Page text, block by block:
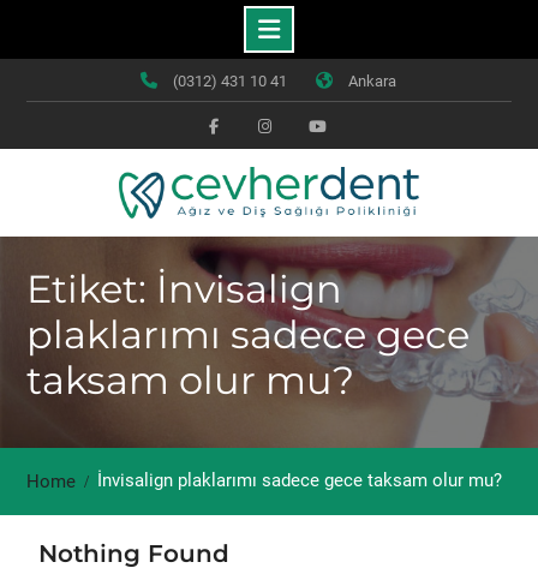
(0312) 431 10 41 Ankara
FacebookInstagramYoutube
Etiket: İnvisalign
plaklarımı sadece gece
taksam olur mu?
Home İnvisalign plaklarımı sadece gece taksam olur mu?
Nothing Found